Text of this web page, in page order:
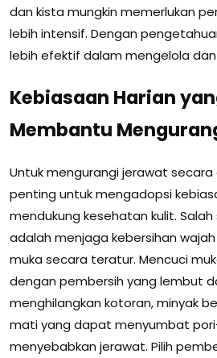
dan kista mungkin memerlukan
lebih intensif. Dengan
lebih efektif dalam mengelola
Kebiasaan Harian
Membantu
Untuk mengurangi jerawat
penting untuk mengadopsi
mendukung kesehatan kulit.
adalah menjaga kebersihan
muka secara teratur. Mencuci
dengan pembersih yang lembut
menghilangkan kotoran, minyak
mati yang dapat menyumbat
menyebabkan jerawat. Pilih